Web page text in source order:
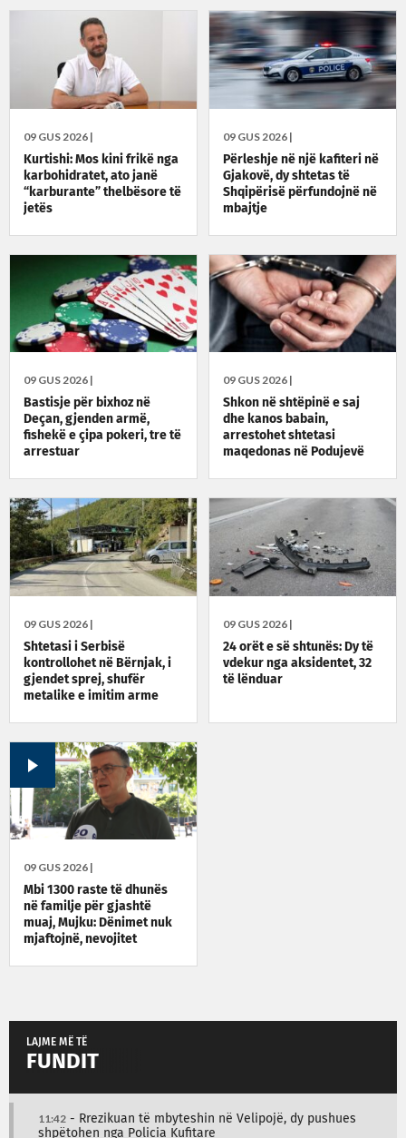
09 GUS 2026 |
Kurtishi: Mos kini frikë nga
karbohidratet, ato janë
“karburante” thelbësore të
jetës
09 GUS 2026 |
Përleshje në një kafiteri në
Gjakovë, dy shtetas të
Shqipërisë përfundojnë në
mbajtje
09 GUS 2026 |
Bastisje për bixhoz në
Deçan, gjenden armë,
fishekë e çipa pokeri, tre të
arrestuar
09 GUS 2026 |
Shkon në shtëpinë e saj
dhe kanos babain,
arrestohet shtetasi
maqedonas në Podujevë
09 GUS 2026 |
Shtetasi i Serbisë
kontrollohet në Bërnjak, i
gjendet sprej, shufër
metalike e imitim arme
09 GUS 2026 |
24 orët e së shtunës: Dy të
vdekur nga aksidentet, 32
të lënduar
09 GUS 2026 |
Mbi 1300 raste të dhunës
në familje për gjashtë
muaj, Mujku: Dënimet nuk
mjaftojnë, nevojitet
LAJME MË TË
FUNDIT
11:42 - Rrezikuan të mbyteshin në Velipojë, dy pushues
shpëtohen nga Policia Kufitare